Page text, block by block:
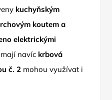
kuchyňským
koutem a
elektrickými
navíc krbová
č. 2 mohou využívat i